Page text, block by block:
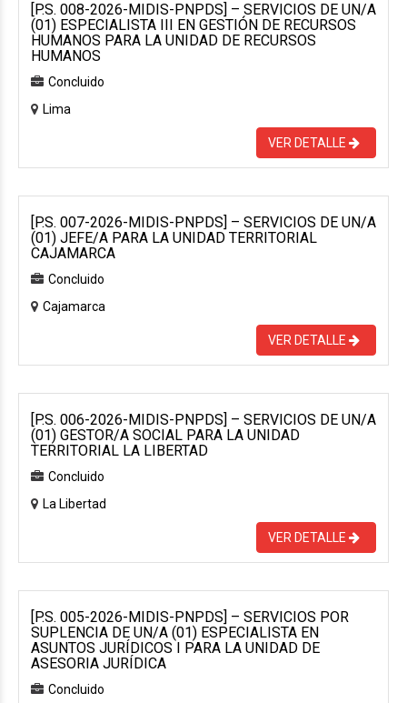
[P.S. 008-2026-MIDIS-PNPDS] – SERVICIOS DE UN/A
(01) ESPECIALISTA III EN GESTIÓN DE RECURSOS
HUMANOS PARA LA UNIDAD DE RECURSOS
HUMANOS
Concluido
Lima
VER DETALLE
[P.S. 007-2026-MIDIS-PNPDS] – SERVICIOS DE UN/A
(01) JEFE/A PARA LA UNIDAD TERRITORIAL
CAJAMARCA
Concluido
Cajamarca
VER DETALLE
[P.S. 006-2026-MIDIS-PNPDS] – SERVICIOS DE UN/A
(01) GESTOR/A SOCIAL PARA LA UNIDAD
TERRITORIAL LA LIBERTAD
Concluido
La Libertad
VER DETALLE
[P.S. 005-2026-MIDIS-PNPDS] – SERVICIOS POR
SUPLENCIA DE UN/A (01) ESPECIALISTA EN
ASUNTOS JURÍDICOS I PARA LA UNIDAD DE
ASESORIA JURÍDICA
Concluido